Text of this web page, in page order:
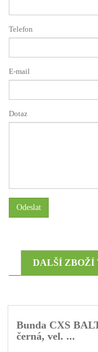
Telefon
E-mail
Dotaz
Odeslat
DALŠÍ ZBOŽÍ
Bunda CXS
černá, vel. ...